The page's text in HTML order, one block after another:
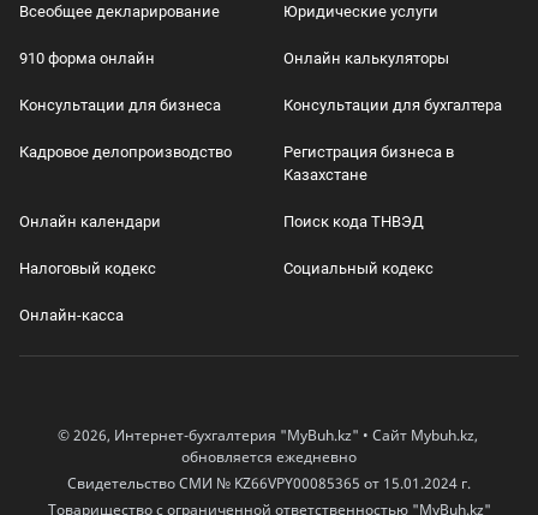
Всеобщее декларирование Юридические услуги
910 форма онлайн Онлайн калькуляторы
Консультации для бизнеса Консультации для бухгалтера
Кадровое делопроизводство
Регистрация бизнеса в
Казахстане
Онлайн календари Поиск кода ТНВЭД
Налоговый кодекс Социальный кодекс
Онлайн-касса
© 2026, Интернет-бухгалтерия "MyBuh.kz" • Сайт Mybuh.kz,
обновляется ежедневно
Свидетельство СМИ № KZ66VPY00085365 от 15.01.2024 г.
Товарищество с ограниченной ответственностью "MyBuh.kz"